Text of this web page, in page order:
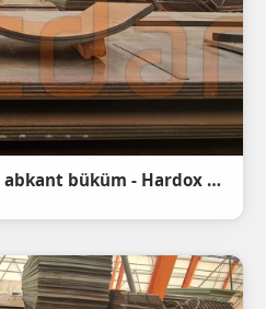
hardox 450 12mm özel abkant büküm - Hardox 450 steel bending